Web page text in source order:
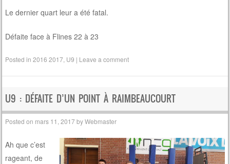
Le dernier quart leur a été fatal.
Défaite face à Flines 22 à 23
Posted in2016 2017, U9 | Leave a comment
U9 : DÉFAITE D’UN POINT À RAIMBEAUCOURT
Posted on mars 11, 2017byWebmaster
Ah que c’est
rageant, de